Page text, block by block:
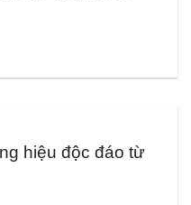
hiệu độc đáo từ